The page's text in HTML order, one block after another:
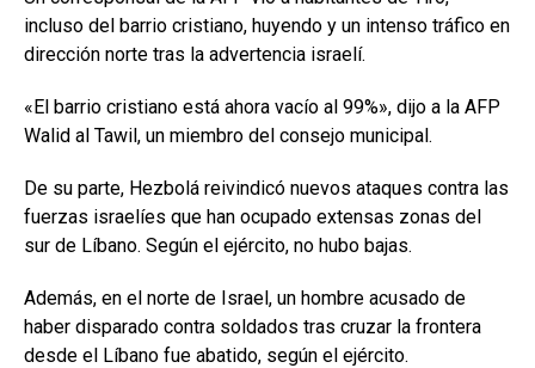
incluso del barrio cristiano, huyendo y un intenso tráfico en
dirección norte tras la advertencia israelí.
«El barrio cristiano está ahora vacío al 99%», dijo a la AFP
Walid al Tawil, un miembro del consejo municipal.
De su parte, Hezbolá reivindicó nuevos ataques contra las
fuerzas israelíes que han ocupado extensas zonas del
sur de Líbano. Según el ejército, no hubo bajas.
Además, en el norte de Israel, un hombre acusado de
haber disparado contra soldados tras cruzar la frontera
desde el Líbano fue abatido, según el ejército.